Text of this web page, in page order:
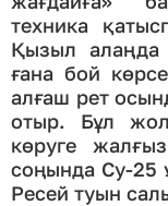
техника
Қызыл алаңда
ғана бой
алғаш рет
отыр. Бұл
көруге
соңында Су-25
Ресей туын